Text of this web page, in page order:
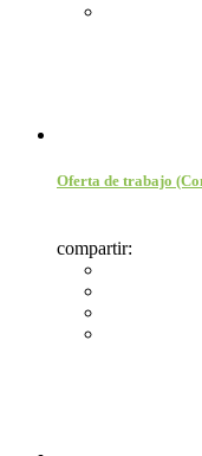
Oferta de trabajo
compartir: